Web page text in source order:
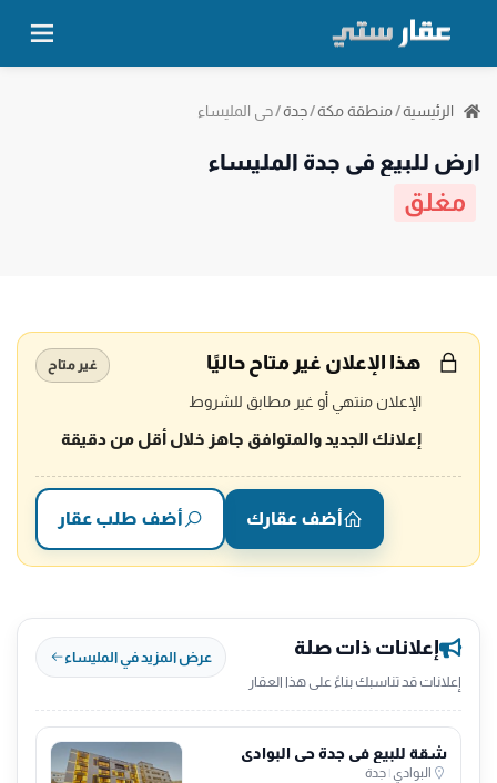
الرئيسية/منطقة مكة/جدة/حي المليساء
ارض للبيع في جدة المليساء
مغلق
هذا الإعلان غير متاح حاليًا غير متاح
الإعلان منتهي أو غير مطابق للشروط
إعلانك الجديد والمتوافق جاهز خلال أقل من دقيقة
أضف عقارك أضف طلب عقار
إعلانات ذات صلة
إعلانات قد تناسبك بناءً على هذا العقار
عرض المزيد في المليساء
شقة للبيع في جدة حي البوادي
البوادي| جدة